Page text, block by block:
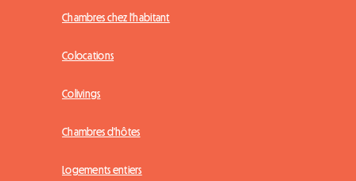
Chambres chez l'habitant
Colocations
Colivings
Chambres d'hôtes
Logements entiers